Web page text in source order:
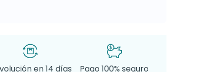
en 14 días
Pago 100% seguro